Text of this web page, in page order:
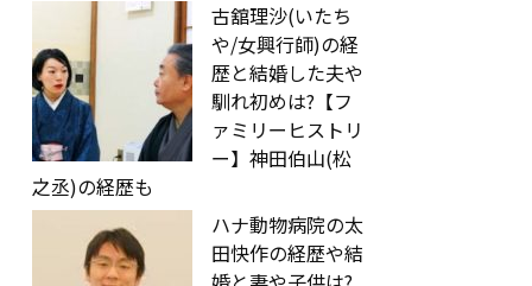
古舘理沙(いたち
や/女興行師)の経
歴と結婚した夫や
馴れ初めは?【フ
ァミリーヒストリ
ー】神田伯山(松
之丞)の経歴も
ハナ動物病院の太
田快作の経歴や結